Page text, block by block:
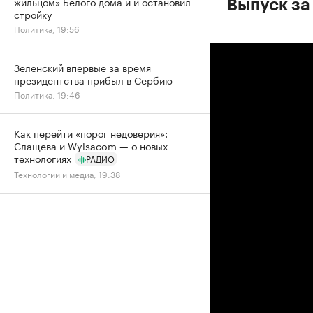
Выпуск
стройку
Политика, 19:56
Зеленский впервые за время
президентства прибыл в Сербию
Политика, 19:46
Как перейти «порог недоверия»:
Слащева и Wylsacom — о новых
технологиях
РАДИО
Технологии и медиа, 19:38